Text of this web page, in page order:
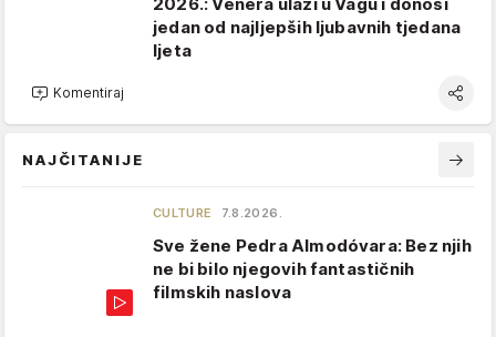
jedan od najljepših ljubavnih tjedana
ljeta
Komentiraj
NAJČITANIJE
CULTURE 7.8.2026.
Sve žene Pedra Almodóvara: Bez njih
ne bi bilo njegovih fantastičnih
filmskih naslova